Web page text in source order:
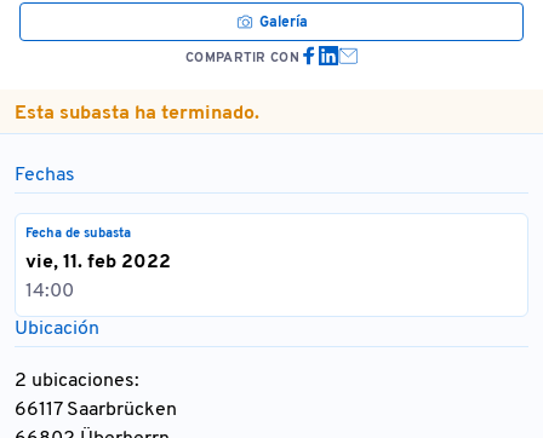
Galería
COMPARTIR CON
Esta subasta ha terminado.
Fechas
Fecha de subasta
vie, 11. feb 2022
14:00
Ubicación
2 ubicaciones:
66117 Saarbrücken